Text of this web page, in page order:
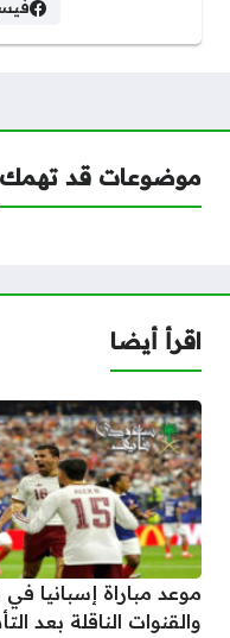
موضوعات قد تهمك
اقرأ أيضا
والقنوات الناقلة بعد